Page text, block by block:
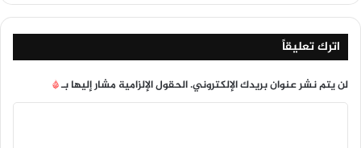
اترك تعليقاً
لن يتم نشر عنوان بريدك الإلكتروني.الحقول الإلزامية مشار إليها بـ*